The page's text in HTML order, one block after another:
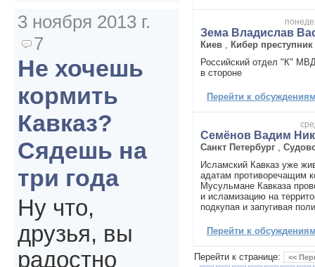
Зема Владислав
Киев
Кибер
Российский отдел "К"
в стороне
Перейти к
Семёнов Вадим
Санкт Петербург
Исламский Кавказ уже
адатам противоречащим
Мусульмане Кавказа
и исламизацию на
подкупая и запугивая
Перейти к
Перейти к странице:
<<
3 ноября 2013 г.
7
Не хочешь
кормить
Кавказ?
Сядешь на
три года
Ну что,
друзья, вы
радостно